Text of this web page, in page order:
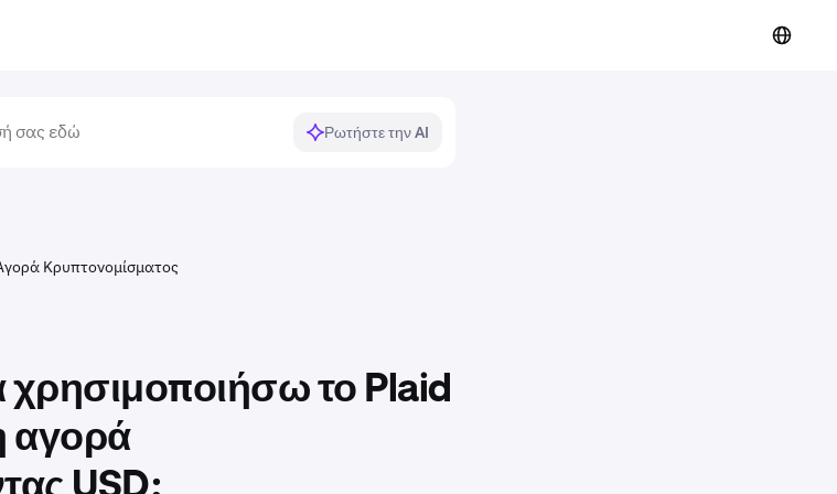
Ρωτήστε την AI
Κρυπτονομίσματος
το Plaid
αγορά